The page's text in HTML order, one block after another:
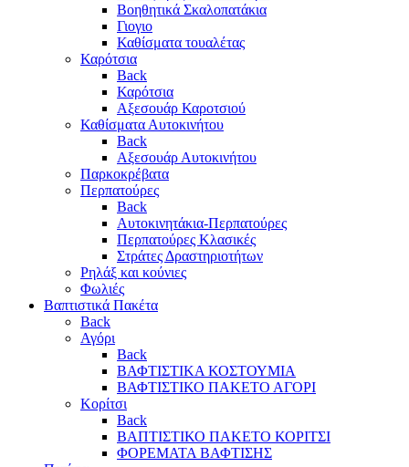
Βοηθητικά Σκαλοπατάκια
Γιογιο
Καθίσματα τουαλέτας
Καρότσια
Back
Καρότσια
Αξεσουάρ Καροτσιού
Καθίσματα Αυτοκινήτου
Back
Αξεσουάρ Αυτοκινήτου
Παρκοκρέβατα
Περπατούρες
Back
Αυτοκινητάκια-Περπατούρες
Περπατούρες Κλασικές
Στράτες Δραστηριοτήτων
Ρηλάξ και κούνιες
Φωλιές
Βαπτιστικά Πακέτα
Back
Αγόρι
Back
ΒΑΦΤΙΣΤΙΚΑ ΚΟΣΤΟΥΜΙΑ
ΒΑΦΤΙΣΤΙΚΟ ΠΑΚΕΤΟ ΑΓΟΡΙ
Κορίτσι
Back
ΒΑΠΤΙΣΤΙΚΟ ΠΑΚΕΤΟ ΚΟΡΙΤΣΙ
ΦΟΡΕΜΑΤΑ ΒΑΦΤΙΣΗΣ